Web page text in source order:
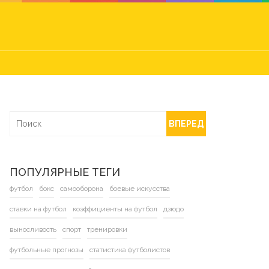
ВПЕРЕД
ПОПУЛЯРНЫЕ ТЕГИ
футбол бокс самооборона боевые искусства
ставки на футбол коэффициенты на футбол дзюдо
выносливость спорт тренировки
футбольные прогнозы статистика футболистов